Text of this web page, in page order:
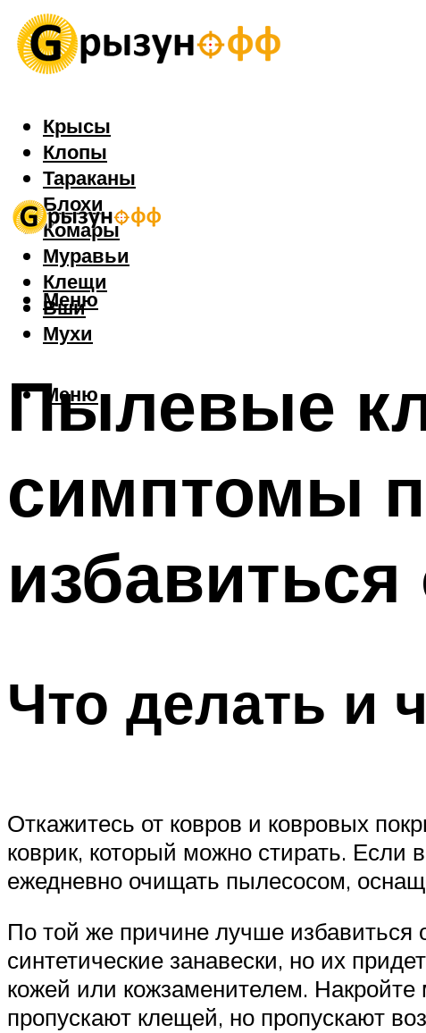
Крысы
Клопы
Тараканы
Блохи
Комары
Муравьи
Клещи
Вши
Мухи
Меню
Меню
Пылевые
симптомы
Что делать и
Откажитесь от ковров и ковровых
коврик, который можно стирать.
ежедневно очищать пылесосом,
По той же причине лучше избавиться
синтетические занавески, но их
кожей или кожзаменителем.
пропускают клещей, но пропускают